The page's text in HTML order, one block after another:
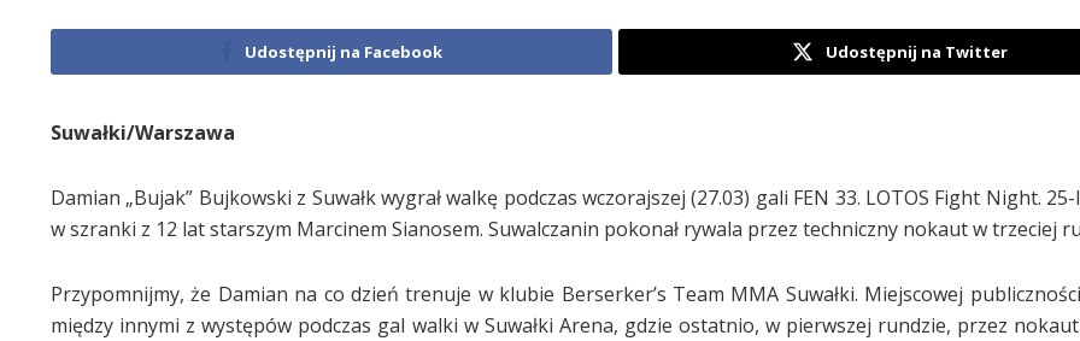
Udostępnij na Facebook Udostępnij na Twitter
Suwałki/Warszawa
Damian „Bujak” Bujkowski z Suwałk wygrał walkę podczas wczorajszej (27.03) gali FEN 33. LOTOS Fight Night.
w szranki z 12 lat starszym Marcinem Sianosem. Suwalczanin pokonał rywala przez techniczny nokaut w trzeciej
Przypomnijmy, że Damian na co dzień trenuje w klubie Berserker’s Team MMA Suwałki. Miejscowej
między innymi z występów podczas gal walki w Suwałki Arena, gdzie ostatnio, w pierwszej rundzie, przez